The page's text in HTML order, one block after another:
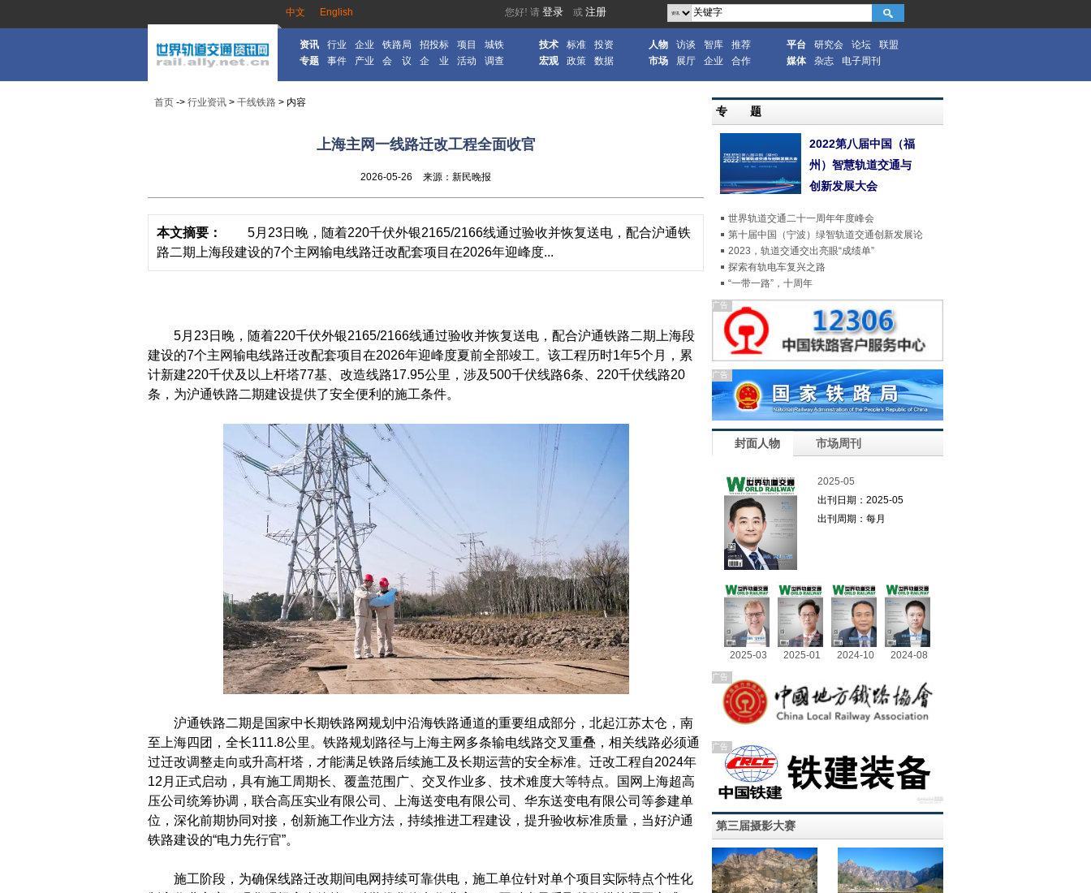
中文 English
资讯 行业 企业 铁路局 招投标 项目
城铁
专题
事件 产业 会 议 企 业 活动 调查
技术 标准
投资
宏观
政策 数据
人物 访谈 智库
推荐
市场
展厅 企业 合作
平台 研究会 论坛
联盟
媒体
杂志 电子周刊
首页 -> 行业资讯 > 干线铁路 > 内容
上海主网一线路迁改工程全面收官
2026-05-26 来源：新民晚报
本文摘要：
5月23日晚，随着220千伏外银2165/2166线通过验收并恢复送电，配合沪通铁
路二期上海段建设的7个主网输电线路迁改配套项目在2026年迎峰度...
5月23日晚，随着220千伏外银2165/2166线通过验收并恢复送电，配合沪通铁路二期上海段
建设的7个主网输电线路迁改配套项目在2026年迎峰度夏前全部竣工。该工程历时1年5个月，累
计新建220千伏及以上杆塔77基、改造线路17.95公里，涉及500千伏线路6条、220千伏线路20
条，为沪通铁路二期建设提供了安全便利的施工条件。
沪通铁路二期是国家中长期铁路网规划中沿海铁路通道的重要组成部分，北起江苏太仓，南
至上海四团，全长111.8公里。铁路规划路径与上海主网多条输电线路交叉重叠，相关线路必须通
过迁改调整走向或升高杆塔，才能满足铁路后续施工及长期运营的安全标准。迁改工程自2024年
12月正式启动，具有施工周期长、覆盖范围广、交叉作业多、技术难度大等特点。国网上海超高
压公司统筹协调，联合高压实业有限公司、上海送变电有限公司、华东送变电有限公司等参建单
位，深化前期协同对接，创新施工作业方法，持续推进工程建设，提升验收标准质量，当好沪通
铁路建设的“电力先行官”。
施工阶段，为确保线路迁改期间电网持续可靠供电，施工单位针对单个项目实际特点个性化
专 题
2022第八届中国（福
州）智慧轨道交通与
创新发展大会
世界轨道交通二十一周年年度峰会
第十届中国（宁波）绿智轨道交通创新发展论
2023，轨道交通交出亮眼“成绩单”
探索有轨电车复兴之路
“一带一路”，十周年
广告
广告
封面人物 市场周刊
2025-05
出刊日期：2025-05
出刊周期：每月
2025-03 2025-01 2024-10 2024-08
广告
广告
第三届摄影大赛